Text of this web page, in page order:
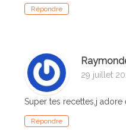
Répondre
29 juillet
Super tes recettes,j
Répondre